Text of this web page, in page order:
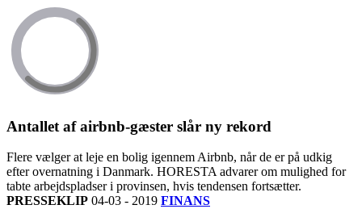
Antallet af airbnb-gæster slår ny rekord
Flere vælger at leje en bolig igennem Airbnb, når de er på udkig
efter overnatning i Danmark. HORESTA advarer om mulighed for
tabte arbejdspladser i provinsen, hvis tendensen fortsætter.
PRESSEKLIP 04-03 - 2019 FINANS